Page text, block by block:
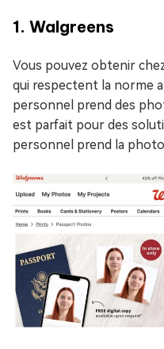
1. Walgreens
Vous pouvez obtenir
qui respectent la norme
personnel prend des
est parfait pour des
personnel prend la